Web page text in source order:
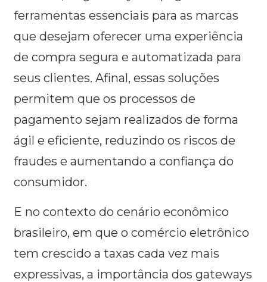
ferramentas essenciais para as marcas
que desejam oferecer uma experiência
de compra segura e automatizada para
seus clientes. Afinal, essas soluções
permitem que os processos de
pagamento sejam realizados de forma
ágil e eficiente, reduzindo os riscos de
fraudes e aumentando a confiança do
consumidor.
E no contexto do cenário econômico
brasileiro, em que o comércio eletrônico
tem crescido a taxas cada vez mais
expressivas, a importância dos gateways